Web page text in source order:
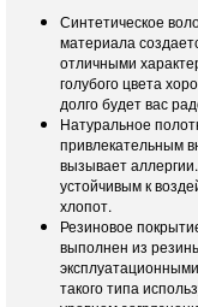
Синтетическое
материала
отличными
голубого цвета
долго будет вас
Натуральное
привлекательным
вызывает
устойчивым к
хлопот.
Резиновое
выполнен из
такого типа